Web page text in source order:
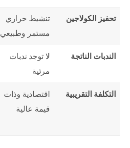
تحفيز الكولاجين
تنشيط حراري
مستمر وطبيعي
الندبات الناتجة
لا توجد ندبات
مرئية
التكلفة التقريبية
اقتصادية وذات
قيمة عالية